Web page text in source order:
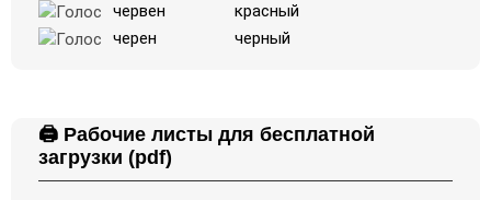
червен
красный
черен
черный
🖨️ Рабочие листы для бесплатной
загрузки (pdf)